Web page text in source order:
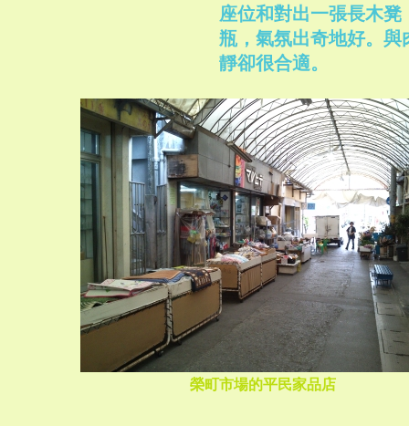
座位和對出一張長木
瓶，氣氛出奇地好。
靜卻很合適。
榮町市場的平民家品店